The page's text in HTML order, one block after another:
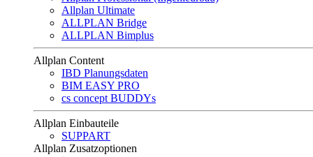
Allplan Ultimate
ALLPLAN Bridge
ALLPLAN Bimplus
Allplan Content
IBD Planungsdaten
BIM EASY PRO
cs concept BUDDYs
Allplan Einbauteile
SUPPART
Allplan Zusatzoptionen